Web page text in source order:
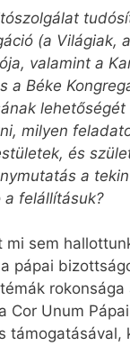
(a Világiak,
valamint a
a Béke
lehetőségét
milyen
és
a
a felállításuk?
mi sem
pápai
rokonsága
Cor Unum
támogatásával,